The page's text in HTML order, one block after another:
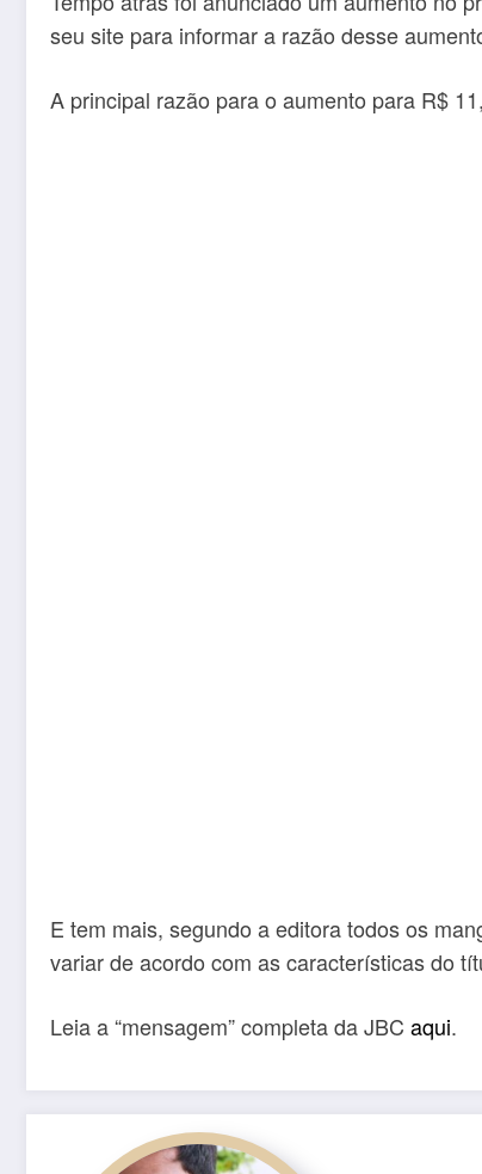
seu site para informar a razão desse
A principal razão para o aumento para R$
E tem mais, segundo a editora todos os
variar de acordo com as características do
Leia a “mensagem” completa da JBC aqui.